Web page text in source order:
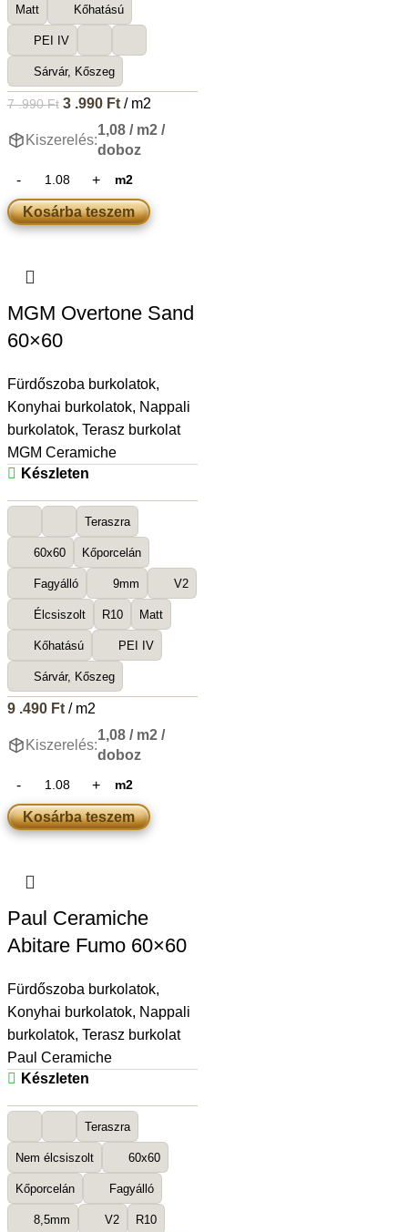
Matt Kőhatású
PEI IV
Sárvár, Kőszeg
7 .990Ft 3 .990 Ft/ m2
Kiszerelés:
1,08 / m2 /
doboz
m2
Kosárba teszem
MGM Overtone Sand
60×60
Fürdőszoba burkolatok,
Konyhai burkolatok, Nappali
burkolatok, Terasz burkolat
MGM Ceramiche
Készleten
Teraszra
60x60 Kőporcelán
Fagyálló 9mm V2
Élcsiszolt R10 Matt
Kőhatású PEI IV
Sárvár, Kőszeg
9 .490 Ft/ m2
Kiszerelés:
1,08 / m2 /
doboz
m2
Kosárba teszem
Paul Ceramiche
Abitare Fumo 60×60
Fürdőszoba burkolatok,
Konyhai burkolatok, Nappali
burkolatok, Terasz burkolat
Paul Ceramiche
Készleten
Teraszra
Nem élcsiszolt 60x60
Kőporcelán Fagyálló
8,5mm V2 R10